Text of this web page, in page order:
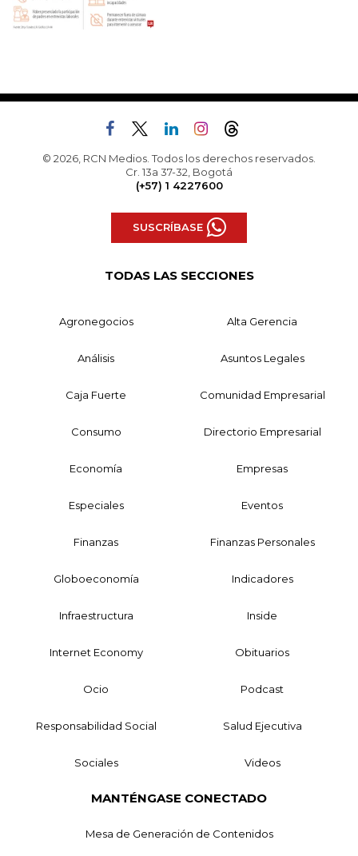
© 2026, RCN Medios. Todos los derechos reservados.
Cr. 13a 37-32, Bogotá
(+57) 1 4227600
SUSCRÍBASE
TODAS LAS SECCIONES
Agronegocios Alta Gerencia
Análisis Asuntos Legales
Caja Fuerte Comunidad Empresarial
Consumo Directorio Empresarial
Economía Empresas
Especiales Eventos
Finanzas Finanzas Personales
Globoeconomía Indicadores
Infraestructura Inside
Internet Economy Obituarios
Ocio Podcast
Responsabilidad Social Salud Ejecutiva
Sociales Videos
MANTÉNGASE CONECTADO
Mesa de Generación de Contenidos